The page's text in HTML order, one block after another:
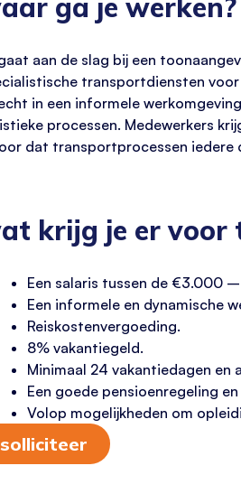
ga je werken?
aan de slag bij een
transportdiensten
in een informele
processen. Medewerkers
dat transportprocessen iedere
krijg je er voor
Een salaris tussen de €3.000
Een informele en dynamische
Reiskostenvergoeding.
8% vakantiegeld.
Minimaal 24 vakantiedagen en
Een goede pensioenregeling
Volop mogelijkheden om
solliciteer